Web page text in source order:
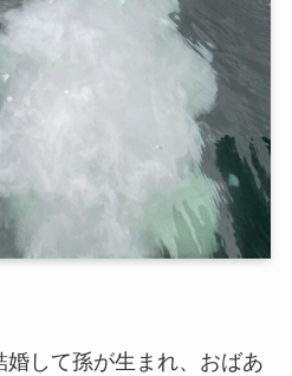
して孫が生まれ、おばあ